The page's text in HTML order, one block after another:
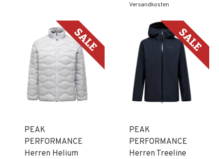
Versandkosten
PEAK
PERFORMANCE
Herren Helium
PEAK
PERFORMANCE
Herren Treeline